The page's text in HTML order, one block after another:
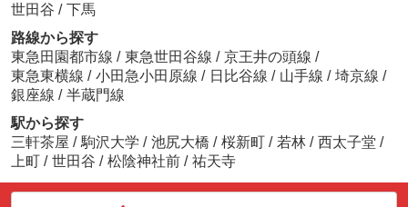
世田谷 / 下馬
路線から探す
東急田園都市線 / 東急世田谷線 / 京王井の頭線 /
東急東横線 / 小田急小田原線 / 日比谷線 / 山手線 / 埼京線 /
銀座線 / 半蔵門線
駅から探す
三軒茶屋 / 駒沢大学 / 池尻大橋 / 桜新町 / 若林 / 西太子堂 /
上町 / 世田谷 / 松陰神社前 / 祐天寺